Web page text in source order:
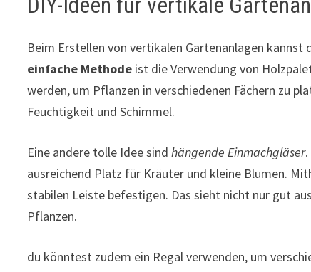
Beim Erstellen von vertikalen Gartenanlagen
einfache Methode ist die Verwendung von
werden, um Pflanzen in verschiedenen Fächern zu
Feuchtigkeit und Schimmel.
Eine andere tolle Idee sindhängende Einmachgläser
ausreichend Platz für Kräuter und kleine Blumen.
stabilen Leiste befestigen. Das sieht nicht nur gut
Pflanzen.
du könntest zudem ein Regal verwenden, um